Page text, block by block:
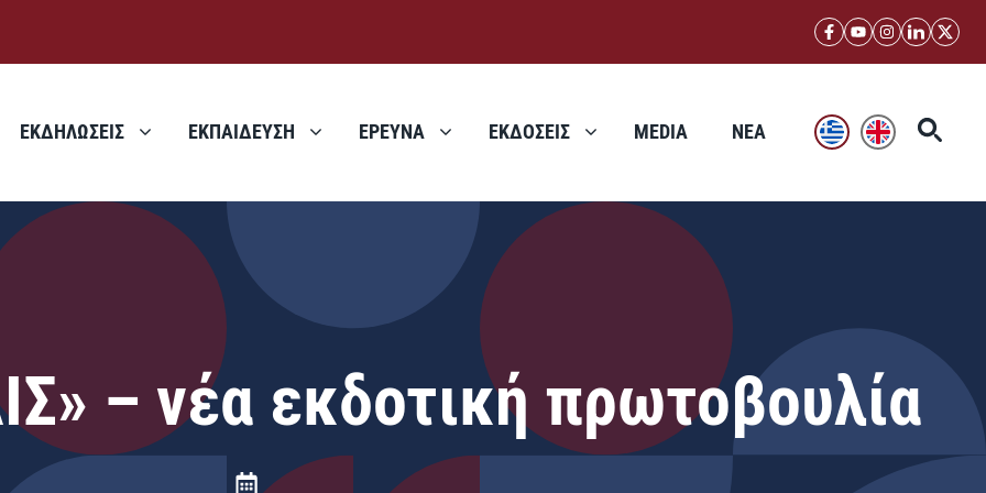
ΕΚΔΗΛΩΣΕΙΣ ΕΚΠΑΙΔΕΥΣΗ ΕΡΕΥΝΑ ΕΚΔΟΣΕΙΣ MEDIA ΝΕΑ
– νέα εκδοτική πρωτοβουλία